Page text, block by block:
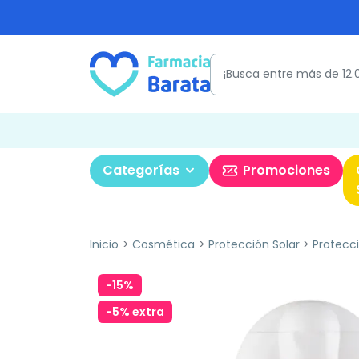
Categorías Promociones
Inicio Cosmética Protección Solar
-15%
-5% extra